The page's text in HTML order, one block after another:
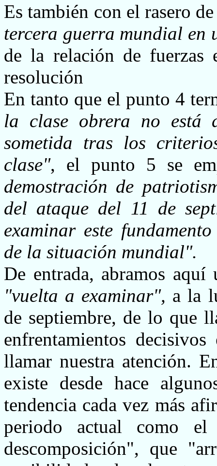
Es también con el rasero
tercera guerra mundial en
de la relación de fuerzas
resolución
En tanto que el punto 4
la clase obrera no está
sometida tras los
clase", el punto 5 se
demostración de
del ataque del 11 de
examinar este
de la situación mundial".
De entrada, abramos
"vuelta a examinar", a la
de septiembre, de lo que
enfrentamientos
llamar nuestra atención.
existe desde hace
tendencia cada vez más
periodo actual como
descomposición", que